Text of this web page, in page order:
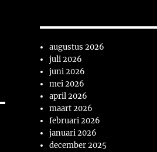
augustus 2026
juli 2026
juni 2026
mei 2026
april 2026
maart 2026
februari 2026
januari 2026
december 2025